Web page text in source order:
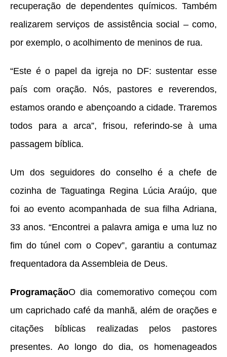
recuperação de dependentes químicos. Também
realizarem serviços de assistência social – como,
por exemplo, o acolhimento de meninos de rua.
“Este é o papel da igreja no DF: sustentar esse
país com oração. Nós, pastores e reverendos,
estamos orando e abençoando a cidade. Traremos
todos para a arca”, frisou, referindo-se à uma
passagem bíblica.
Um dos seguidores do conselho é a chefe de
cozinha de Taguatinga Regina Lúcia Araújo, que
foi ao evento acompanhada de sua filha Adriana,
33 anos. “Encontrei a palavra amiga e uma luz no
fim do túnel com o Copev”, garantiu a contumaz
frequentadora da Assembleia de Deus.
ProgramaçãoO dia comemorativo começou com
um caprichado café da manhã, além de orações e
citações bíblicas realizadas pelos pastores
presentes. Ao longo do dia, os homenageados